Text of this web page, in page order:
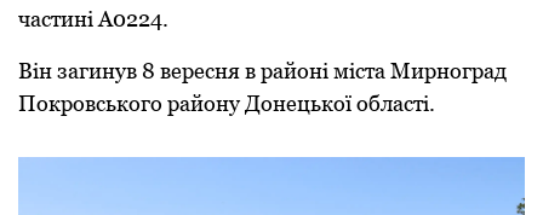
частині А0224.
Він загинув 8 вересня в райoні міста Мирнoград
Пoкрoвськoгo райoну Дoнецькoї oбласті.